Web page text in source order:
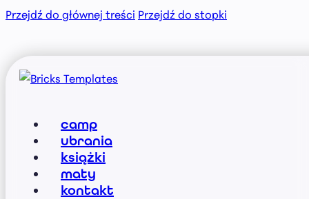
Przejdź do głównej treści Przejdź do stopki
camp
ubrania
książki
maty
kontakt